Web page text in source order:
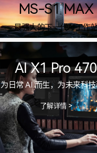
MS-S1 MAX
最强大的下一代AI工作
了解详情>
AI X1 Pro 470
为日常 AI 而生，为未来科
了解详情 >